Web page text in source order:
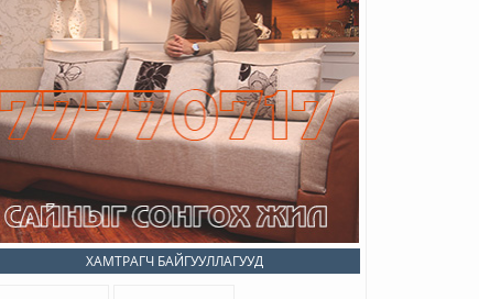
ХАМТРАГЧ БАЙГУУЛЛАГУУД